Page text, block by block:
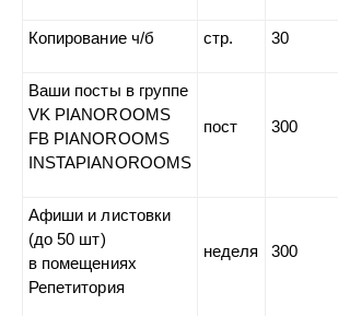
Копирование ч/б стр. 30
Ваши посты в группе
VK PIANOROOMS
FB PIANOROOMS
INSTAPIANOROOMS
пост 300
Афиши и листовки
(до 50 шт)
в помещениях
Репетитория
неделя 300